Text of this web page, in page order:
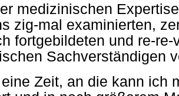
medizinischen
zig-mal examinierten,
fortgebildeten und re-re-
Sachverständigen
Zeit, an die kann ich